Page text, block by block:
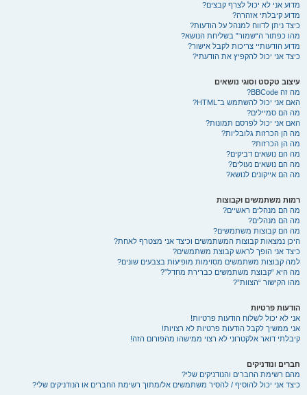
מדוע אני לא יכול לצרף קבצים?
מדוע קיבלתי אזהרה?
כיצד ניתן לדווח למנהל על הודעות?
מהו כפתור ה“שמור” בשליחת הנושא?
מדוע הודעותיי צריכות לקבל אישור?
כיצד אני יכול להקפיץ את הודעתי?
עיצוב טקסט וסוגי נושאים
מה זה BBCode?
האם אני יכול להשתמש ב־HTML?
מה הם סמיילים?
האם אני יכול לפרסם תמונות?
מה הן הכרזות גלובליות?
מה הן הכרזות?
מה הם נושאים דביקים?
מה הם נושאים נעולים?
מה הם אייקונים לנושא?
רמות משתמשים וקבוצות
מה הם מנהלים ראשיים?
מה הם מנהלים?
מה הם קבוצות משתמשים?
היכן נמצאות קבוצות המשתמשים וכיצד אני מצטרף לאחת?
כיצד אני הופך לראש קבוצת משתמשים?
למה קבוצות משתמשים מסוימות מופיעות בצבעים שונים?
מה היא “קבוצת משתמשים כברירת מחדל”?
מהו הקישור “הצוות”?
הודעות פרטיות
אני לא יכול לשלוח הודעות פרטיות!
אני ממשיך לקבל הודעות פרטיות לא רצויות!
קיבלתי דואר אלקטרוני לא רצוי ממישהו מהפורום הזה!
חברים ונודניקים
מהם רשימת החברים והנודניקים שלי?
כיצד אני יכול להוסיף / להסיר משתמשים אל/מתוך רשימת החברים או הנודניקים שלי?